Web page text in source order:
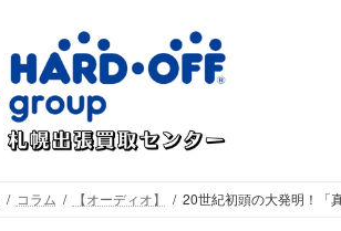
コラム 【オーディオ】 20世紀初頭の大発明！「